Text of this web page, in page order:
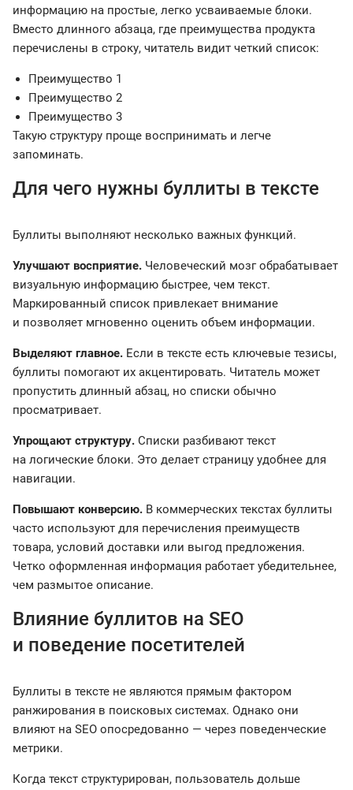
информацию на простые, легко усваиваемые блоки.
Вместо длинного абзаца, где преимущества продукта
перечислены в строку, читатель видит четкий список:
Преимущество 1
Преимущество 2
Преимущество 3
Такую структуру проще воспринимать и легче
запоминать.
Для чего нужны буллиты в тексте
Буллиты выполняют несколько важных функций.
Улучшают восприятие. Человеческий мозг обрабатывает
визуальную информацию быстрее, чем текст.
Маркированный список привлекает внимание
и позволяет мгновенно оценить объем информации.
Выделяют главное. Если в тексте есть ключевые тезисы,
буллиты помогают их акцентировать. Читатель может
пропустить длинный абзац, но списки обычно
просматривает.
Упрощают структуру. Списки разбивают текст
на логические блоки. Это делает страницу удобнее для
навигации.
Повышают конверсию. В коммерческих текстах буллиты
часто используют для перечисления преимуществ
товара, условий доставки или выгод предложения.
Четко оформленная информация работает убедительнее,
чем размытое описание.
Влияние буллитов на SEO
и поведение посетителей
Буллиты в тексте не являются прямым фактором
ранжирования в поисковых системах. Однако они
влияют на SEO опосредованно — через поведенческие
метрики.
Когда текст структурирован, пользователь дольше